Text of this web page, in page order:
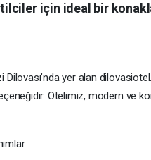
için ideal bir
yer alan
Otelimiz, modern ve